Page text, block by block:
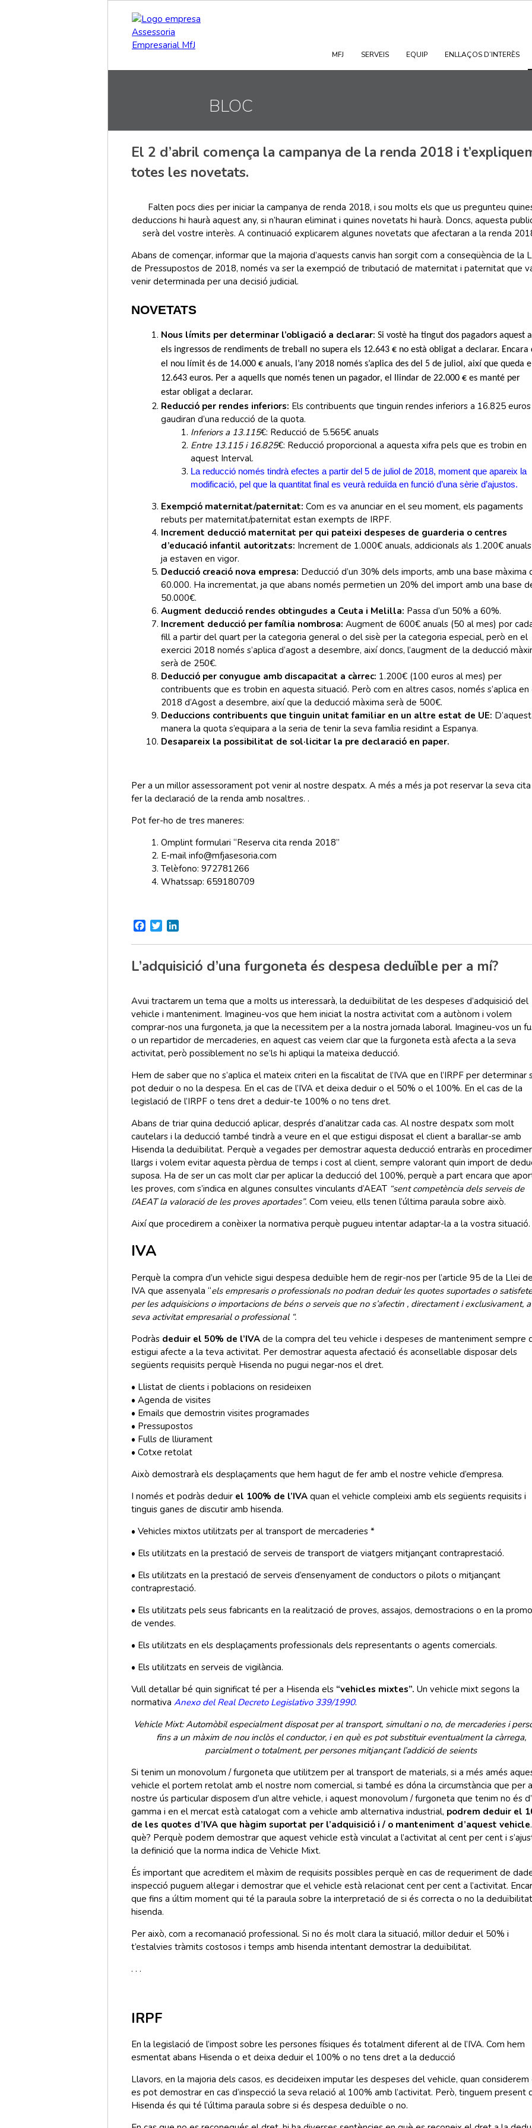
MFJ SERVEIS EQUIP ENLLAÇOS D’INTERÈS
BLOC
El 2 d’abril comença la campanya de la renda 2018 i
totes les novetats.
Falten pocs dies per iniciar la campanya de renda 2018, i sou molts els que us pregunteu
deduccions hi haurà aquest any, si n’hauran eliminat i quines novetats hi haurà. Doncs, aquesta
serà del vostre interès. A continuació explicarem algunes novetats que afectaran a la renda
Abans de començar, informar que la majoria d’aquests canvis han sorgit com a conseqüència de la
de Pressupostos de 2018, només va ser la exempció de tributació de maternitat i paternitat que
venir determinada per una decisió judicial.
NOVETATS
Nous límits per determinar l’obligació a declarar:Si vostè ha tingut dos pagadors aquest
els ingressos de rendiments de treball no supera els 12.643 € no està obligat a declarar. Encara
el nou límit és de 14.000 € anuals, l’any 2018 només s’aplica des del 5 de juliol, així que queda
12.643 euros. Per a aquells que només tenen un pagador, el llindar de 22.000 € es manté per
estar obligat a declarar.
Reducció per rendes inferiors: Els contribuents que tinguin rendes inferiors a 16.825 euros
gaudiran d’una reducció de la quota.
Inferiors a 13.115€: Reducció de 5.565€ anuals
Entre 13.115 i 16.825€: Reducció proporcional a aquesta xifra pels que es trobin en
aquest Interval.
La reducció només tindrà efectes a partir del 5 de juliol de 2018, moment que apareix la
modificació, pel que la quantitat final es veurà reduïda en funció d’una sèrie d’ajustos.
Exempció maternitat/paternitat:Com es va anunciar en el seu moment, els pagaments
rebuts per maternitat/paternitat estan exempts de IRPF.
Increment deducció maternitat per qui pateixi despeses de guarderia o centres
d’educació infantil autoritzats: Increment de 1.000€ anuals, addicionals als 1.200€
ja estaven en vigor.
Deducció creació nova empresa: Deducció d’un 30% dels imports, amb una base màxima
60.000. Ha incrementat, ja que abans només permetien un 20% del import amb una base
50.000€.
Augment deducció rendes obtingudes a Ceuta i Melilla: Passa d’un 50% a 60%.
Increment deducció per família nombrosa:Augment de 600€ anuals (50 al mes) por
fill a partir del quart per la categoria general o del sisè per la categoria especial, però en el
exercici 2018 només s’aplica d’agost a desembre, així doncs, l’augment de la deducció
serà de 250€.
Deducció per conyugue amb discapacitat a càrrec: 1.200€ (100 euros al mes) per
contribuents que es trobin en aquesta situació. Però com en altres casos, només s’aplica en
2018 d’Agost a desembre, així que la deducció màxima serà de 500€.
Deduccions contribuents que tinguin unitat familiar en un altre estat de UE:
manera la quota s’equipara a la seria de tenir la seva família residint a Espanya.
Desapareix la possibilitat de sol·licitar la pre declaració en paper.
Per a un millor assessorament pot venir al nostre despatx. A més a més ja pot reservar la seva
fer la declaració de la renda amb nosaltres. .
Pot fer-ho de tres maneres:
Omplint formulari “Reserva cita renda 2018”
E-mail info@mfjasesoria.com
Telèfono: 972781266
Whatssap: 659180709
Facebook
Twitter
L’adquisició d’una furgoneta és despesa deduïble per a mí?
Avui tractarem un tema que a molts us interessarà, la deduïbilitat de les despeses d’adquisició del
vehicle i manteniment. Imagineu-vos que hem iniciat la nostra activitat com a autònom i volem
comprar-nos una furgoneta, ja que la necessitem per a la nostra jornada laboral. Imagineu-vos un
o un repartidor de mercaderies, en aquest cas veiem clar que la furgoneta està afecta a la seva
activitat, però possiblement no se’ls hi apliqui la mateixa deducció.
Hem de saber que no s’aplica el mateix criteri en la fiscalitat de l’IVA que en l’IRPF per determinar
pot deduir o no la despesa. En el cas de l’IVA et deixa deduir o el 50% o el 100%. En el cas de la
legislació de l’IRPF o tens dret a deduir-te 100% o no tens dret.
Abans de triar quina deducció aplicar, després d’analitzar cada cas. Al nostre despatx som molt
cautelars i la deducció també tindrà a veure en el que estigui disposat el client a barallar-se amb
Hisenda la deduïbilitat. Perquè a vegades per demostrar aquesta deducció entraràs en
llargs i volem evitar aquesta pèrdua de temps i cost al client, sempre valorant quin import de
suposa. Ha de ser un cas molt clar per aplicar la deducció del 100%, perquè a part encara que
les proves, com s’indica en algunes consultes vinculants d’AEAT “sent competència dels serveis de
l’AEAT la valoració de les proves aportades”. Com veieu, ells tenen l’última paraula sobre això.
Així que procedirem a conèixer la normativa perquè pugueu intentar adaptar-la a la vostra situació.
IVA
Perquè la compra d’un vehicle sigui despesa deduïble hem de regir-nos per l’article 95 de la Llei
IVA que assenyala “els empresaris o professionals no podran deduir les quotes suportades o
per les adquisicions o importacions de béns o serveis que no s’afectin , directament i exclusivament,
seva activitat empresarial o professional “.
Podràs deduir el 50% de l’IVA de la compra del teu vehicle i despeses de manteniment sempre
estigui afecte a la teva activitat. Per demostrar aquesta afectació és aconsellable disposar dels
següents requisits perquè Hisenda no pugui negar-nos el dret.
• Llistat de clients i poblacions on resideixen
• Agenda de visites
• Emails que demostrin visites programades
• Pressupostos
• Fulls de lliurament
• Cotxe retolat
Això demostrarà els desplaçaments que hem hagut de fer amb el nostre vehicle d’empresa.
I només et podràs deduir el 100% de l’IVA quan el vehicle compleixi amb els següents requisits i
tinguis ganes de discutir amb hisenda.
• Vehicles mixtos utilitzats per al transport de mercaderies *
• Els utilitzats en la prestació de serveis de transport de viatgers mitjançant contraprestació.
• Els utilitzats en la prestació de serveis d’ensenyament de conductors o pilots o mitjançant
contraprestació.
• Els utilitzats pels seus fabricants en la realització de proves, assajos, demostracions o en la
de vendes.
• Els utilitzats en els desplaçaments professionals dels representants o agents comercials.
• Els utilitzats en serveis de vigilància.
Vull detallar bé quin significat té per a Hisenda els “vehicles mixtes”. Un vehicle mixt segons la
normativaAnexo del Real Decreto Legislativo 339/1990.
Vehicle Mixt: Automòbil especialment disposat per al transport, simultani o no, de mercaderies i
fins a un màxim de nou inclòs el conductor, i en què es pot substituir eventualment la càrrega,
parcialment o totalment, per persones mitjançant l’addició de seients
Si tenim un monovolum / furgoneta que utilitzem per al transport de materials, si a més amés
vehicle el portem retolat amb el nostre nom comercial, si també es dóna la circumstància que per
nostre ús particular disposem d’un altre vehicle, i aquest monovolum / furgoneta que tenim no és
gamma i en el mercat està catalogat com a vehicle amb alternativa industrial, podrem deduir el
de les quotes d’IVA que hàgim suportat per l’adquisició i / o manteniment d’aquest vehicle
què? Perquè podem demostrar que aquest vehicle està vinculat a l’activitat al cent per cent i
la definició que la norma indica de Vehicle Mixt.
És important que acreditem el màxim de requisits possibles perquè en cas de requeriment de
inspecció puguem al·legar i demostrar que el vehicle està relacionat cent per cent a l’activitat.
que fins a últim moment qui té la paraula sobre la interpretació de si és correcta o no la
hisenda.
Per això, com a recomanació professional. Si no és molt clara la situació, millor deduir el 50% i
t’estalvies tràmits costosos i temps amb hisenda intentant demostrar la deduïbilitat.
. . .
IRPF
En la legislació de l’impost sobre les persones físiques és totalment diferent al de l’IVA. Com hem
esmentat abans Hisenda o et deixa deduir el 100% o no tens dret a la deducció
Llavors, en la majoria dels casos, es decideixen imputar les despeses del vehicle, quan considerem
es pot demostrar en cas d’inspecció la seva relació al 100% amb l’activitat. Però, tinguem present
Hisenda és qui té l’última paraula sobre si és despesa deduïble o no.